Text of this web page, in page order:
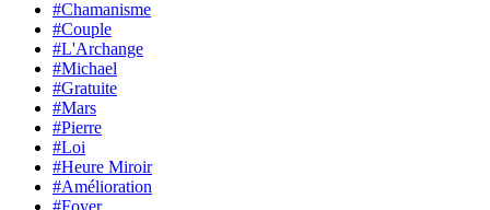
#Chamanisme
#Couple
#L'Archange
#Michael
#Gratuite
#Mars
#Pierre
#Loi
#Heure Miroir
#Amélioration
#Foyer